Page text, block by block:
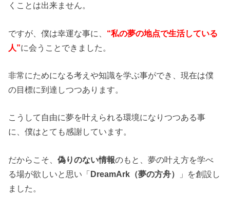
くことは出来ません。
ですが、僕は幸運な事に、 “私の夢の地点で生活している
人”に会うことできました。
非常にためになる考えや知識を学ぶ事ができ、現在は僕
の目標に到達しつつあります。
こうして自由に夢を叶えられる環境になりつつある事
に、僕はとても感謝しています。
だからこそ、偽りのない情報のもと、夢の叶え方を学べ
る場が欲しいと思い「DreamArk（夢の方舟）
」を創設し
ました。